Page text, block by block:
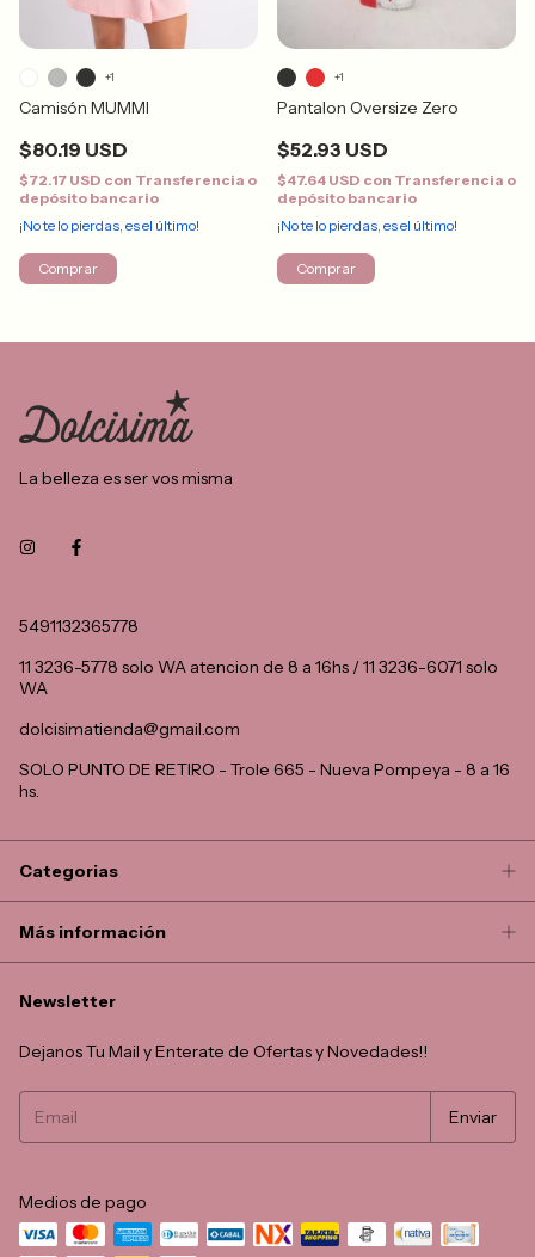
Camisón MUMMI
$80.19 USD
$72.17 USD con Transferencia o
depósito bancario
¡No te lo pierdas, es el último!
+1
Comprar
Pantalon Oversize Zero
$52.93 USD
$47.64 USD con Transferencia o
depósito bancario
¡No te lo pierdas, es el último!
+1
Comprar
La belleza es ser vos misma
5491132365778
11 3236-5778 solo WA atencion de 8 a 16hs / 11 3236-6071 solo
WA
dolcisimatienda@gmail.com
SOLO PUNTO DE RETIRO - Trole 665 - Nueva Pompeya - 8 a 16
hs.
Categorias
Más información
Newsletter
Dejanos Tu Mail y Enterate de Ofertas y Novedades!!
Medios de pago